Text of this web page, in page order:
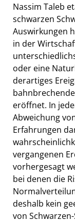
Nassim Taleb
schwarzen
Auswirkungen
in der
oder eine
derartiges
eröffnet. In
Abweichung
Erfahrungen
vergangenen
vorhergesagt
bei denen die
deshalb kein
von